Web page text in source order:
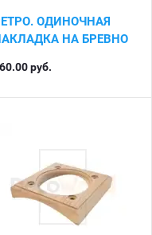
ОДИНОЧНАЯ
НА БРЕВНО
руб.